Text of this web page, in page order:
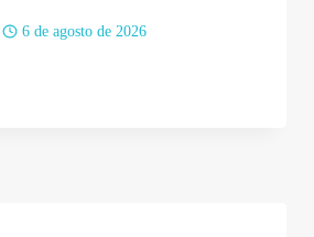
6 de agosto de 2026